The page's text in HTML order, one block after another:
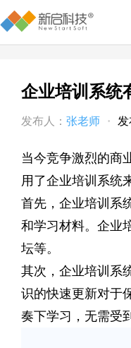
企业培训系统
发布人： 张老师 · 发
当今竞争激烈的商
用了企业培训系统
首先，企业培训系
和学习材料。企业
坛等。
其次，企业培训系
识的快速更新对于
奏下学习，无需受